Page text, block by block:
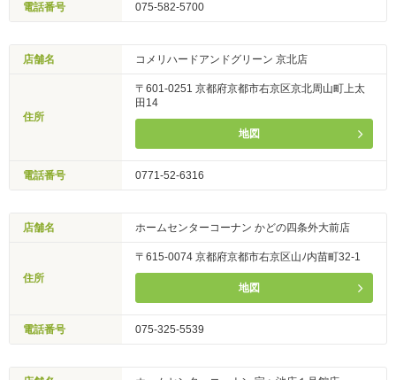
電話番号 075-582-5700
店舗名 コメリハードアンドグリーン 京北店
住所
〒601-0251 京都府京都市右京区京北周山町上太
田14
地図
電話番号 0771-52-6316
店舗名 ホームセンターコーナン かどの四条外大前店
住所
〒615-0074 京都府京都市右京区山ﾉ内苗町32-1
地図
電話番号 075-325-5539